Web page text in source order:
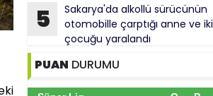
5
Sakarya'da alkollü sürücünün
otomobille çarptığı anne ve iki
çocuğu yaralandı
PUAN DURUMU